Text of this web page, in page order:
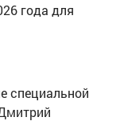
года для
специальной